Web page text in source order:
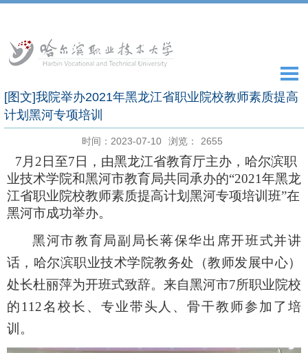
[图文]我院举办2021年黑龙江省职业院校教师素质提高
计划黑河专项培训
时间：2023-07-10 浏览： 2655
7 月 2 日至7 日，由黑龙江省教育厅主办，哈尔滨职
业技术学院和黑河市教育局共同承办的“2021年黑龙
江省职业院校教师素质提高计划黑河专项培训班”在
黑河市成功举办。
黑河市教育局副局长蒋保华出席开班式并讲
话， 哈尔滨职业技术学院教务处（教师发展中心）
处长杜丽萍为开班式致辞。来自黑河市7所职业院校
的112名校长、专业带头人、骨干教师参加了培
训。